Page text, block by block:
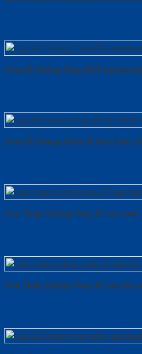
Cửa Gỗ Chống Cháy MDF
Cửa Gỗ Chống Cháy 2P Sơn Xám
Cửa Thép Chống Cháy 2P tay nam
Cửa Thép Chống Cháy 2P van Gỗ-